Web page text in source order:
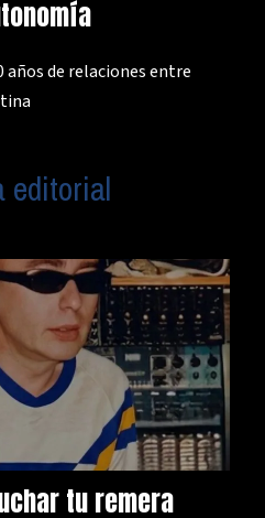
años de relaciones entre
editorial
tu remera